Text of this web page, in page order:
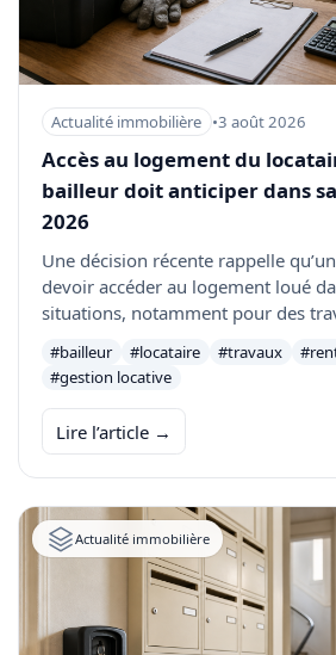
Actualité immobilière •3 août 2026
Accès au logement du
bailleur doit anticiper dans
2026
Une décision récente rappelle
devoir accéder au logement loué
situations, notamment pour des
rentabilité : entretien, humidité,
risque locatif.
#bailleur #locataire #travaux
#gestion locative
Lire l’article →
Actualité immobilière